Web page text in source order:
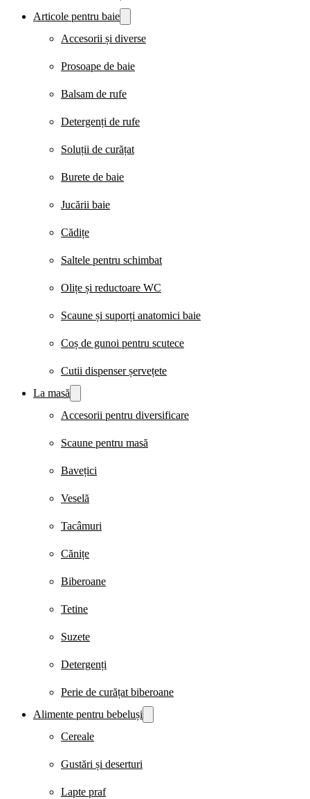
Articole pentru baie
Accesorii și diverse
Prosoape de baie
Balsam de rufe
Detergenți de rufe
Soluții de curățat
Burete de baie
Jucării baie
Cădițe
Saltele pentru schimbat
Olițe și reductoare WC
Scaune și suporți anatomici baie
Coș de gunoi pentru scutece
Cutii dispenser șervețete
La masă
Accesorii pentru diversificare
Scaune pentru masă
Bavețici
Veselă
Tacâmuri
Cănițe
Biberoane
Tetine
Suzete
Detergenți
Perie de curățat biberoane
Alimente pentru bebeluși
Cereale
Gustări și deserturi
Lapte praf